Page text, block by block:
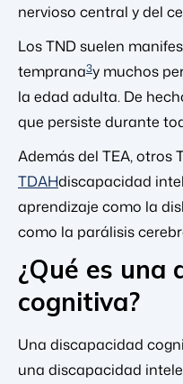
nervioso central y del
Los TND suelen
temprana3y muchos
la edad adulta. De
que persiste durante
Además del TEA, otros
TDAHdiscapacidad
aprendizaje como la
como la parálisis
¿Qué es una
cognitiva?
Una discapacidad
una discapacidad